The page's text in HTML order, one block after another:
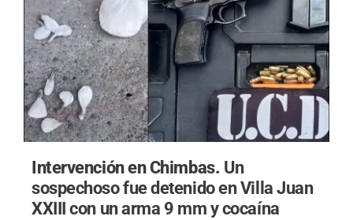
Intervención en Chimbas. Un
sospechoso fue detenido en Villa Juan
XXIII con un arma 9 mm y cocaína